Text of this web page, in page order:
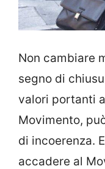
Non cambiare
segno di
valori portanti
Movimento,
di incoerenza.
accadere al